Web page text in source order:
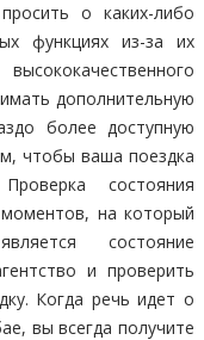
о каких-либо
функциях из-за их
дополнительную
более доступную
чтобы ваша поездка
состояния
на который
состояние
и проверить
Когда речь идет о
вы всегда получите